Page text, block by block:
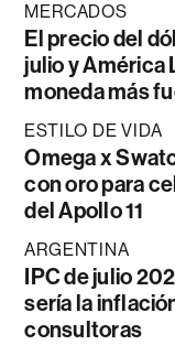
MERCADOS
El precio del
julio y América
moneda más
ESTILO DE VIDA
Omega x
con oro para
del Apollo 11
ARGENTINA
IPC de julio
sería la
consultoras